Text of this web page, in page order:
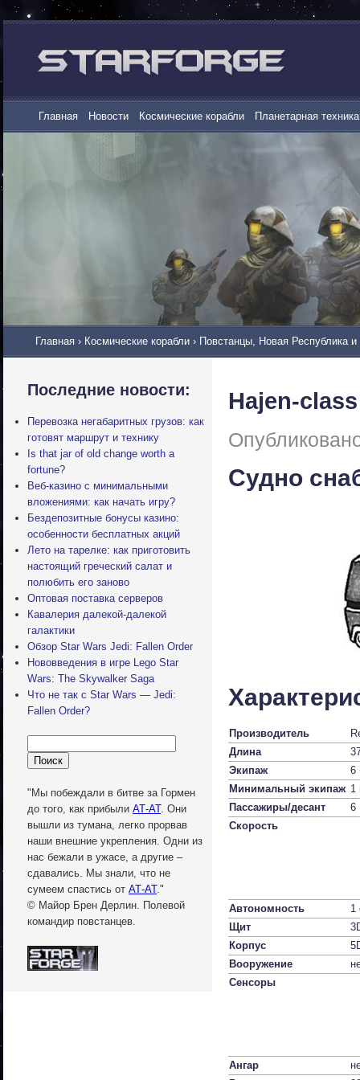
Главная Новости Космические корабли Планетарная техника
Главная › Космические корабли › Повстанцы, Новая Республика
Последние новости:
Перевозка негабаритных грузов: как
готовят маршрут и технику
Is that jar of old change worth a
fortune?
Веб-казино с минимальными
вложениями: как начать игру?
Бездепозитные бонусы казино:
особенности бесплатных акций
Лето на тарелке: как приготовить
настоящий греческий салат и
полюбить его заново
Оптовая поставка серверов
Кавалерия далекой-далекой
галактики
Обзор Star Wars Jedi: Fallen Order
Нововведения в игре Lego Star
Wars: The Skywalker Saga
Что не так с Star Wars — Jedi:
Fallen Order?
"Мы побеждали в битве за Гормен
до того, как прибыли АТ-АТ. Они
вышли из тумана, легко прорвав
наши внешние укрепления. Одни из
нас бежали в ужасе, а другие –
сдавались. Мы знали, что не
сумеем спастись от АТ-АТ."
© Майор Брен Дерлин. Полевой
командир повстанцев.
Hajen-
Судно
Производитель
Длина
Экипаж
6
Минимальный экипаж 1
Пассажиры/десант
Скорость
Автономность
1
Щит
Корпус
Вооружение
Сенсоры
Ангар